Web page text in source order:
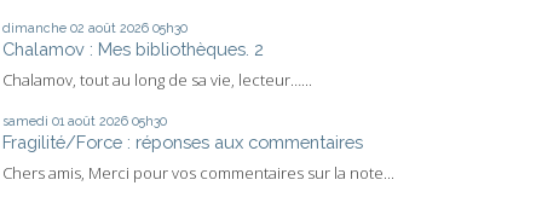
dimanche 02 août 2026 05h30
Chalamov : Mes bibliothèques. 2
Chalamov, tout au long de sa vie, lecteur…...
samedi 01 août 2026 05h30
Fragilité/Force : réponses aux commentaires
Chers amis, Merci pour vos commentaires sur la note...